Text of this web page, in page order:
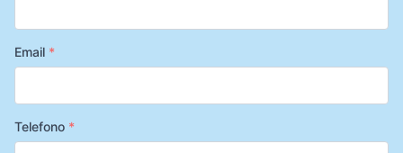
Email *
Telefono *